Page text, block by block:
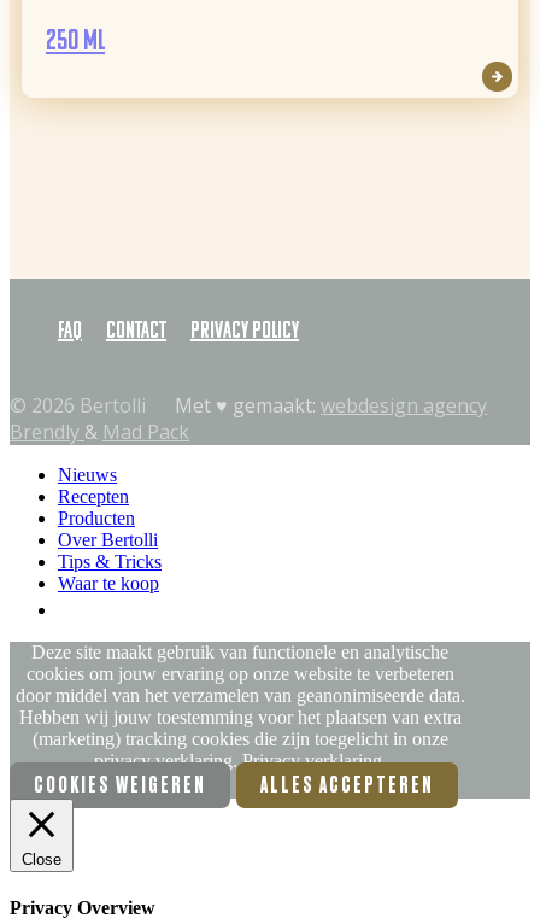
250 ml
FAQ Contact Privacy policy
© 2026 Bertolli Met ♥︎ gemaakt: webdesign agency
Brendly & Mad Pack
Nieuws
Recepten
Producten
Over Bertolli
Tips & Tricks
Waar te koop
Deze site maakt gebruik van functionele en analytische
cookies om jouw ervaring op onze website te verbeteren
door middel van het verzamelen van geanonimiseerde data.
Hebben wij jouw toestemming voor het plaatsen van extra
(marketing) tracking cookies die zijn toegelicht in onze
privacy verklaring.Privacy verklaring.
COOKIES WEIGEREN ALLES ACCEPTEREN
Close
Privacy Overview